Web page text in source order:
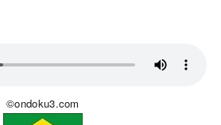
©ondoku3.com